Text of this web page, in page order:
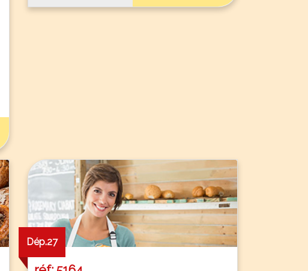
Dép.27